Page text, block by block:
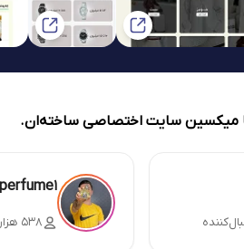
میکسین سایت اختصاصی ساخته‌ان.
۵۳۸ هزار دنبال‌کننده